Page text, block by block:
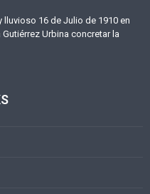
16 de Julio de 1910 en
Urbina concretar la